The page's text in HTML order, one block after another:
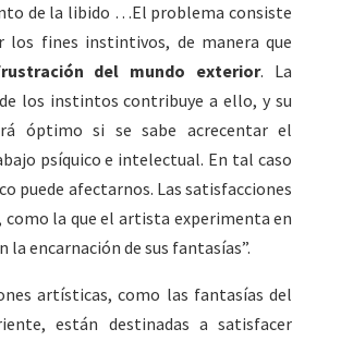
de la libido …El problema consiste
los fines instintivos, de manera que
del mundo exterior. La
los instintos contribuye a ello, y su
óptimo si se sabe acrecentar el
psíquico e intelectual. En tal caso
puede afectarnos. Las satisfacciones
como la que el artista experimenta en
la encarnación de sus fantasías”.
artísticas, como las fantasías del
están destinadas a satisfacer